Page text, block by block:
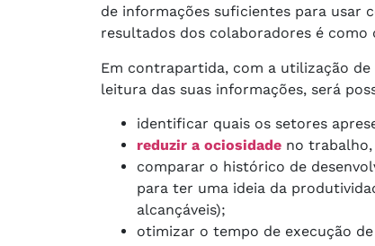
de informações suficientes para usar
resultados dos colaboradores é
Em contrapartida, com a utilização de
leitura das suas informações, será
identificar quais os setores
reduzir a ociosidade no trabalho,
comparar o histórico de
para ter uma ideia da
alcançáveis);
otimizar o tempo de execução